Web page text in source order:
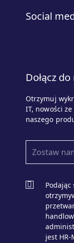
Social
Dołącz
Otrzymuj
IT, nowości
naszego
jest HR-